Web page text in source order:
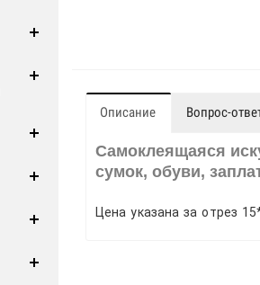
Описание Вопрос-
Самоклеящаяся
сумок, обуви,
Цена указана за отрез